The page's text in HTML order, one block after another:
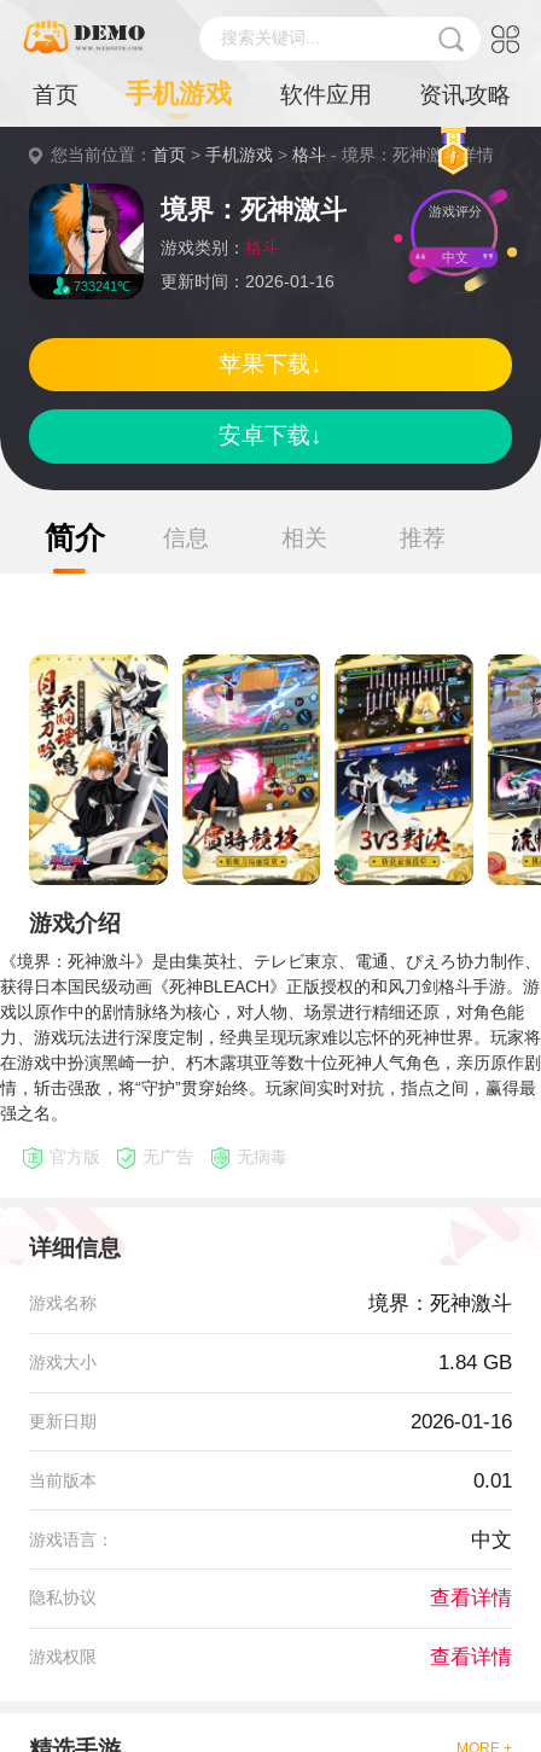
搜索关键词...
首页 手机游戏 软件应用 资讯攻略
您当前位置：首页 >手机游戏 >格斗 - 境界：死神激斗详情
733241℃
境界：死神激斗
游戏类别： 格斗
更新时间：2026-01-16
游戏评分
中文
安卓下载↓
苹果下载↓
简介 信息 相关 推荐
游戏介绍
《境界：死神激斗》是由集英社、テレビ東京、電通、ぴえろ协力制作、
获得日本国民级动画《死神BLEACH》正版授权的和风刀剑格斗手游。游
戏以原作中的剧情脉络为核心，对人物、场景进行精细还原，对角色能
力、游戏玩法进行深度定制，经典呈现玩家难以忘怀的死神世界。玩家将
在游戏中扮演黑崎一护、朽木露琪亚等数十位死神人气角色，亲历原作剧
情，斩击强敌，将“守护”贯穿始终。玩家间实时对抗，指点之间，赢得最
强之名。
官方版 无广告 无病毒
详细信息
游戏名称 境界：死神激斗
游戏大小 1.84 GB
更新日期 2026-01-16
当前版本 0.01
游戏语言： 中文
隐私协议 查看详情
游戏权限 查看详情